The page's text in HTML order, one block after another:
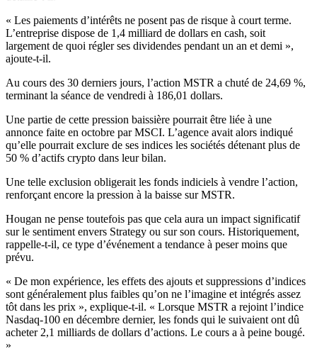
« Les paiements d’intérêts ne posent pas de risque à court terme.
L’entreprise dispose de 1,4 milliard de dollars en cash, soit
largement de quoi régler ses dividendes pendant un an et demi »,
ajoute-t-il.
Au cours des 30 derniers jours, l’action MSTR a chuté de 24,69 %,
terminant la séance de vendredi à 186,01 dollars.
Une partie de cette pression baissière pourrait être liée à une
annonce faite en octobre par MSCI. L’agence avait alors indiqué
qu’elle pourrait exclure de ses indices les sociétés détenant plus de
50 % d’actifs crypto dans leur bilan.
Une telle exclusion obligerait les fonds indiciels à vendre l’action,
renforçant encore la pression à la baisse sur MSTR.
Hougan ne pense toutefois pas que cela aura un impact significatif
sur le sentiment envers Strategy ou sur son cours. Historiquement,
rappelle-t-il, ce type d’événement a tendance à peser moins que
prévu.
« De mon expérience, les effets des ajouts et suppressions d’indices
sont généralement plus faibles qu’on ne l’imagine et intégrés assez
tôt dans les prix », explique-t-il. « Lorsque MSTR a rejoint l’indice
Nasdaq-100 en décembre dernier, les fonds qui le suivaient ont dû
acheter 2,1 milliards de dollars d’actions. Le cours a à peine bougé.
»